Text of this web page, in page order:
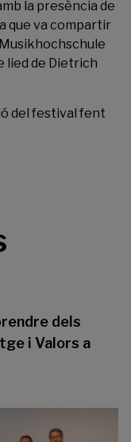
la presència de
que va compartir
lied de Dietrich
del festival fent
dels
i Valors a